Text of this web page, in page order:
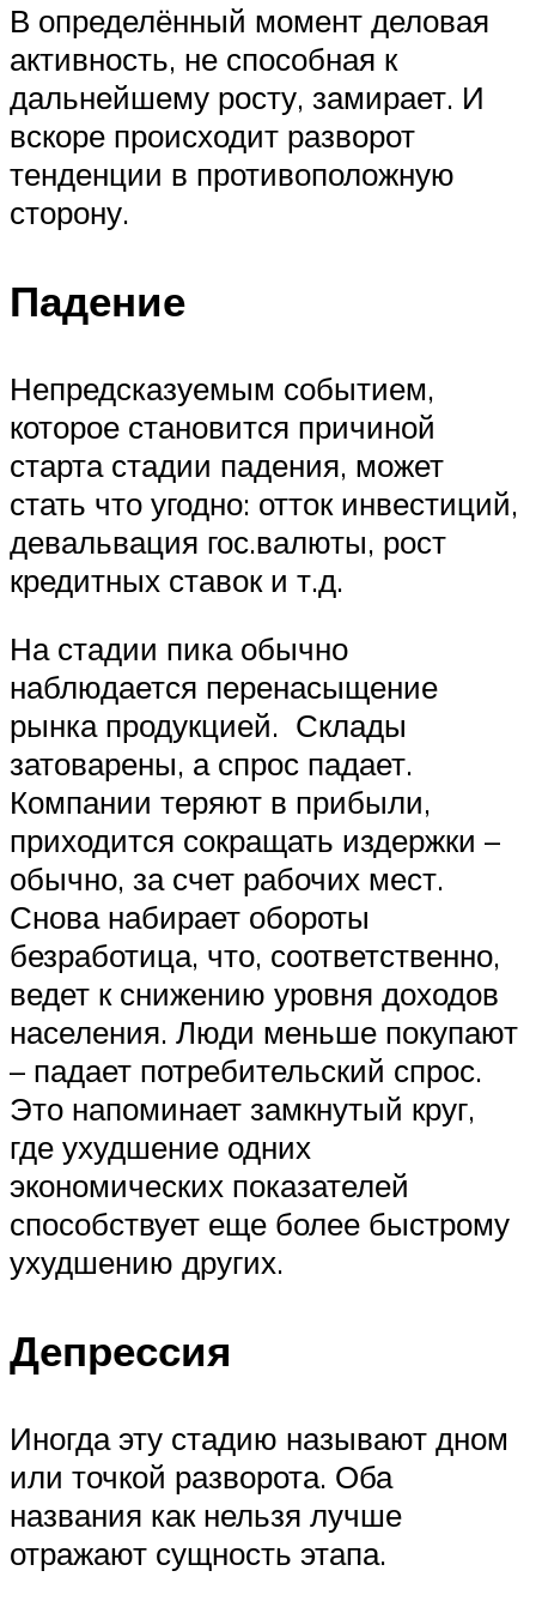
В определённый момент деловая
активность, не способная к
дальнейшему росту, замирает. И
вскоре происходит разворот
тенденции в противоположную
сторону.
Падение
Непредсказуемым событием,
которое становится причиной
старта стадии падения, может
стать что угодно: отток инвестиций,
девальвация гос.валюты, рост
кредитных ставок и т.д.
На стадии пика обычно
наблюдается перенасыщение
рынка продукцией. Склады
затоварены, а спрос падает.
Компании теряют в прибыли,
приходится сокращать издержки –
обычно, за счет рабочих мест.
Снова набирает обороты
безработица, что, соответственно,
ведет к снижению уровня доходов
населения. Люди меньше покупают
– падает потребительский спрос.
Это напоминает замкнутый круг,
где ухудшение одних
экономических показателей
способствует еще более быстрому
ухудшению других.
Депрессия
Иногда эту стадию называют дном
или точкой разворота. Оба
названия как нельзя лучше
отражают сущность этапа.